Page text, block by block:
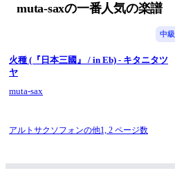
muta-saxの一番人気の楽譜
中級
火種 (『日本三國』 / in Eb) - キタニタツ
ヤ
muta-sax
アルトサクソフォンの他1, 2 ページ数